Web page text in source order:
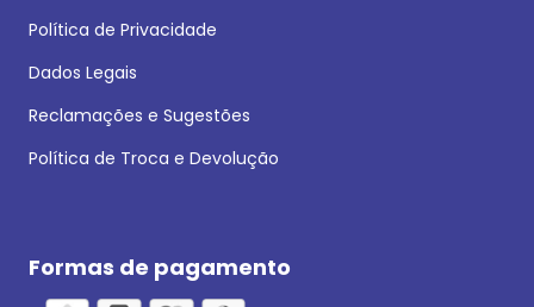
Política de Privacidade
Dados Legais
Reclamações e Sugestões
Política de Troca e Devolução
Formas de pagamento